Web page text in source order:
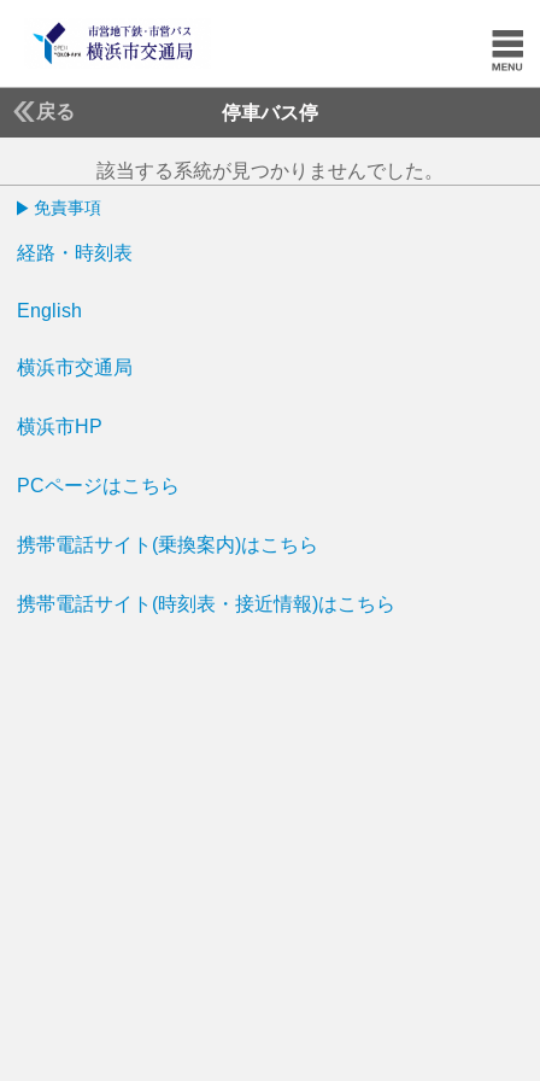
戻る 停車バス停
該当する系統が見つかりませんでした。
免責事項
経路・時刻表
English
横浜市交通局
横浜市HP
PCページはこちら
携帯電話サイト(乗換案内)はこちら
携帯電話サイト(時刻表・接近情報)はこちら